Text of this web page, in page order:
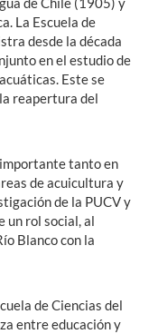
La Escuela de
desde la década
en el estudio de
Este se
reapertura del
tanto en
de acuicultura y
de la PUCV y
un rol social, al
Blanco con la
de Ciencias del
entre educación y